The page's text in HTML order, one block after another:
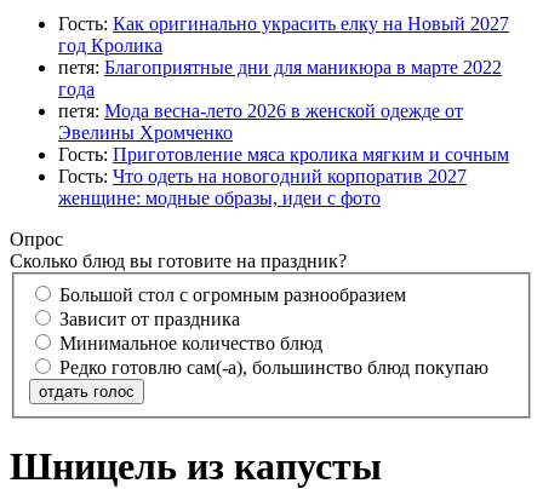
Гость: Как оригинально украсить елку на Новый 2027
год Кролика
петя: Благоприятные дни для маникюра в марте 2022
года
петя: Мода весна-лето 2026 в женской одежде от
Эвелины Хромченко
Гость: Приготовление мяса кролика мягким и сочным
Гость: Что одеть на новогодний корпоратив 2027
женщине: модные образы, идеи с фото
Опрос
Сколько блюд вы готовите на праздник?
Большой стол с огромным разнообразием
Зависит от праздника
Минимальное количество блюд
Редко готовлю сам(-а), большинство блюд покупаю
отдать голос
Шницель из капусты